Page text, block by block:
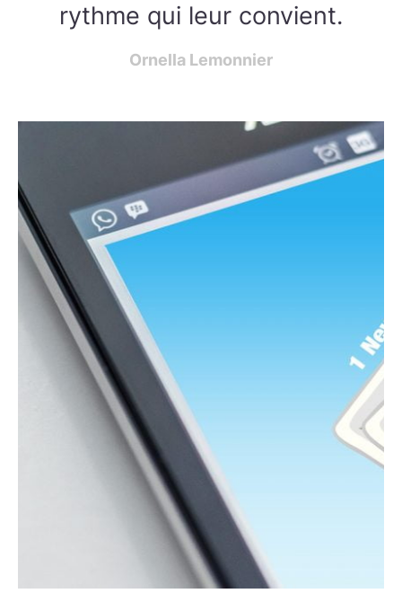
rythme qui leur convient.
Ornella Lemonnier